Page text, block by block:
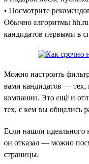
• Посмотрите
Обычно алгоритмы
кандидатов первыми в
Можно настроить
вами кандидатов — тех,
компании. Это ещё и
тех, с кем вы общались
Если нашли идеального
он отказал — можно
страницы.